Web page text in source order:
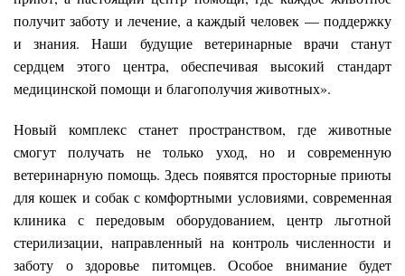
получит заботу и лечение, а каждый человек — поддержку
и знания. Наши будущие ветеринарные врачи станут
сердцем этого центра, обеспечивая высокий стандарт
медицинской помощи и благополучия животных».
Новый комплекс станет пространством, где животные
смогут получать не только уход, но и современную
ветеринарную помощь. Здесь появятся просторные приюты
для кошек и собак с комфортными условиями, современная
клиника с передовым оборудованием, центр льготной
стерилизации, направленный на контроль численности и
заботу о здоровье питомцев. Особое внимание будет